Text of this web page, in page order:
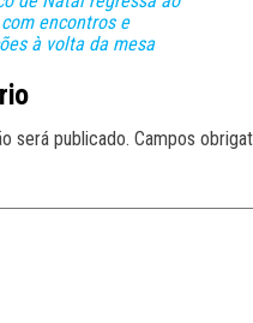
encontros e
à volta da mesa
será publicado. Campos